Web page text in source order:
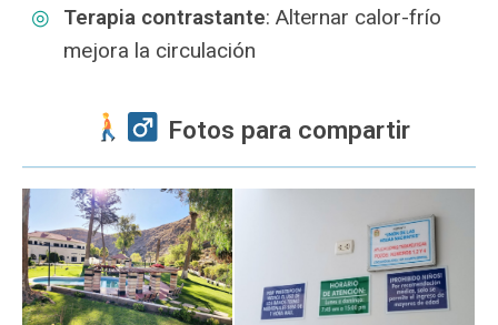
Terapia contrastante: Alternar calor-frío
mejora la circulación
️ Fotos para compartir